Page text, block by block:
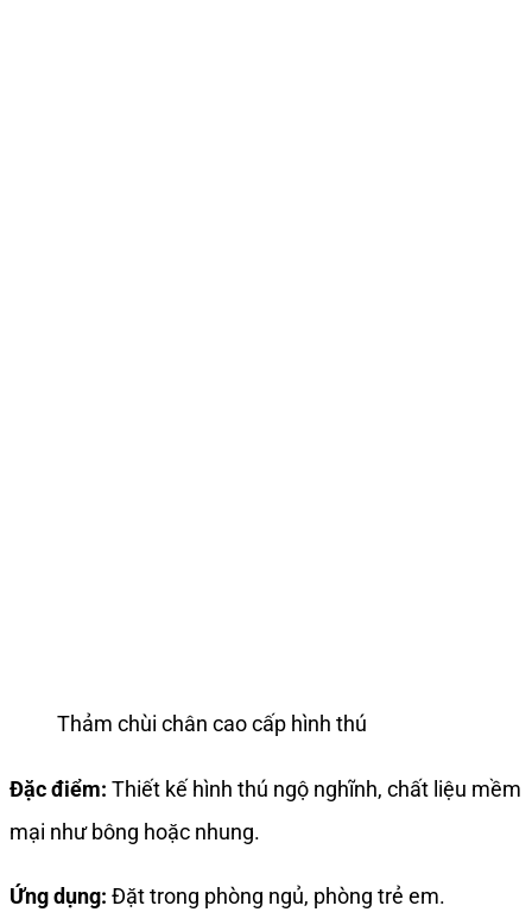
Thảm chùi chân cao cấp hình thú
Đặc điểm: Thiết kế hình thú ngộ nghĩnh, chất liệu mềm
mại như bông hoặc nhung.
Ứng dụng: Đặt trong phòng ngủ, phòng trẻ em.